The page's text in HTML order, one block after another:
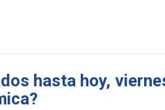
hasta hoy,